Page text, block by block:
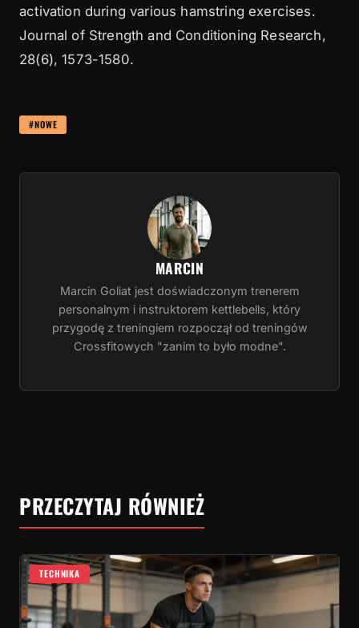
activation during various hamstring exercises.
Journal of Strength and Conditioning Research,
28(6), 1573-1580.
#NOWE
MARCIN
Marcin Goliat jest doświadczonym trenerem
personalnym i instruktorem kettlebells, który
przygodę z treningiem rozpoczął od treningów
Crossfitowych "zanim to było modne".
PRZECZYTAJ RÓWNIEŻ
TECHNIKA